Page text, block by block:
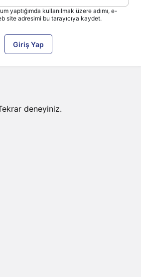
yaptığımda kullanılmak üzere adımı, e-
site adresimi bu tarayıcıya kaydet.
Giriş Yap
deneyiniz.